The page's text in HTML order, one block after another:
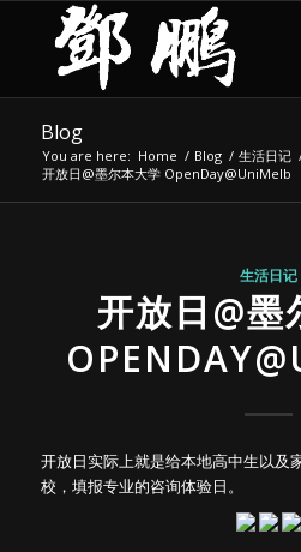
Blog
You are here: Home / Blog / 生活日记
开放日@墨尔本大学 OpenDay@UniMelb
生活日记
开放日@墨
开放日实际上就是给本地高中生以及
校，填报专业的咨询体验日。